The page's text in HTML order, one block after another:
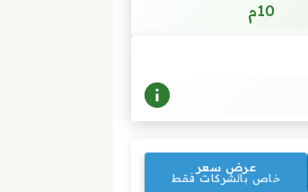
10م
عرض سعر
خاص بالشركات فقط